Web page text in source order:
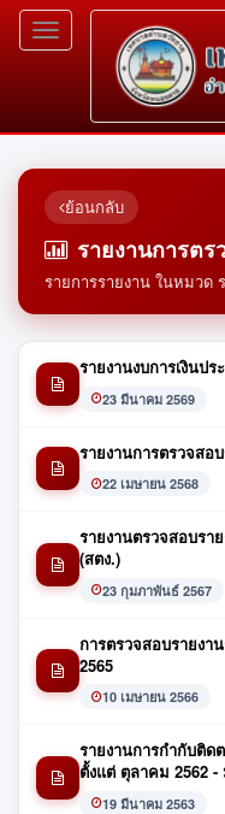
Toggle
navigation
ย้อนกลับ
รายงานการตร
รายการรายงาน ในหมวด
รายงานงบการเงินป
23 มีนาคม 2569
รายงานการตรวจสอ
22 เมษายน 2568
รายงานตรวจสอบรา
(สตง.)
23 กุมภาพันธ์ 2567
การตรวจสอบรายงา
2565
10 เมษายน 2566
รายงานการกำกับติด
ตั้งแต่ ตุลาคม 2562
19 มีนาคม 2563